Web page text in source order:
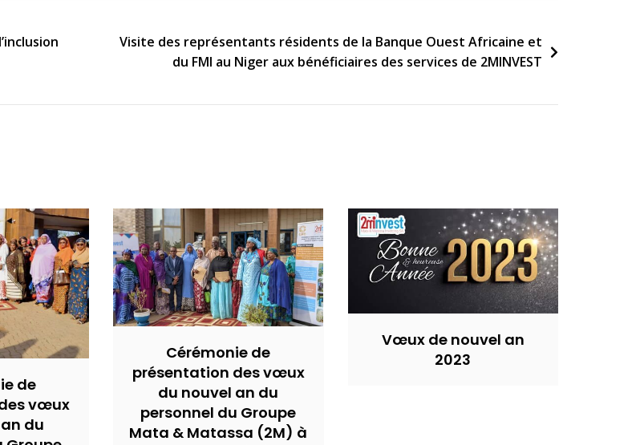
Visite des représentants résidents de la Banque Ouest Africaine et
du FMI au Niger aux bénéficiaires des services de 2MINVEST
de
vœux
du
Cérémonie de
présentation des vœux
du nouvel an du
personnel du Groupe
Mata & Matassa (2M) à
Vœux de nouvel an
2023